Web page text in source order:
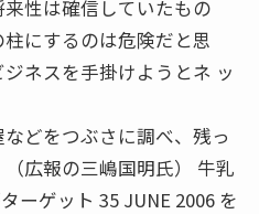
性は確信していたもの
にするのは危険だと思
ネスを手掛けようとネ ッ
どをつぶさに調べ、残っ
広報の三嶋国明氏） 牛乳
ーゲット 35 JUNE 2006 を